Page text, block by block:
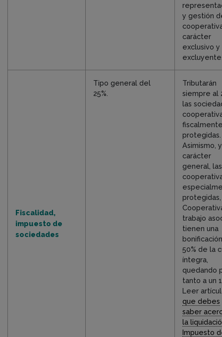
y gestión
carácter
exclusivo y
Fiscalidad,
impuesto de
sociedades
Tipo general del
25%.
Tributarán
siempre al
las
protegidas.
Asimismo,
carácter
general, las
protegidas,
trabajo
tienen una
50% de la
íntegra,
quedando
tanto a un
Leer
que debes
saber
la
Impuesto